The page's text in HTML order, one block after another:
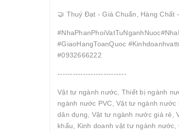
🤝 Thuý Đạt - Giá Chuẩn, Hàng Chất
#GiaoHangToanQuoc
#0932666222
---------------------------
Vật tư ngành nước, Thiết bị ngành
ngành nước PVC, Vật tư ngành
dân dụng, Vật tư ngành nước giá rẻ,
khẩu, Kinh doanh vật tư ngành